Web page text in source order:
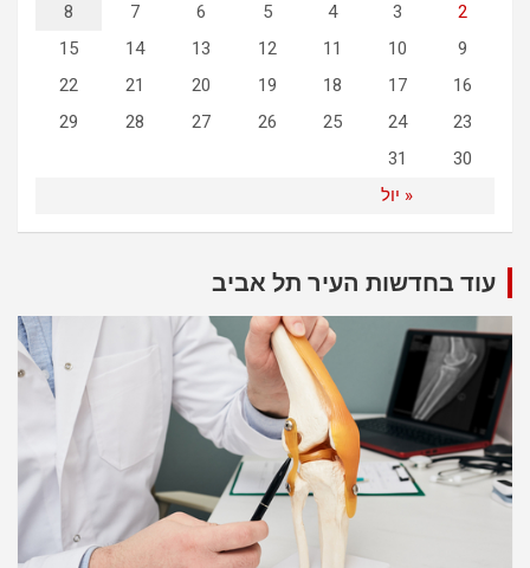
« יול
2
3
4
5
6
7
8
9
10
11
12
13
14
15
16
17
18
19
20
21
22
23
24
25
26
27
28
29
30
31
עוד בחדשות העיר תל אביב